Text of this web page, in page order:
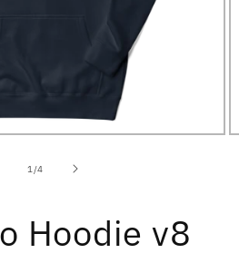
1 /of4
Hoodie v8